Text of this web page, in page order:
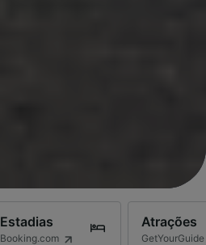
Estadias
Booking.com
Atrações
GetYourGuide